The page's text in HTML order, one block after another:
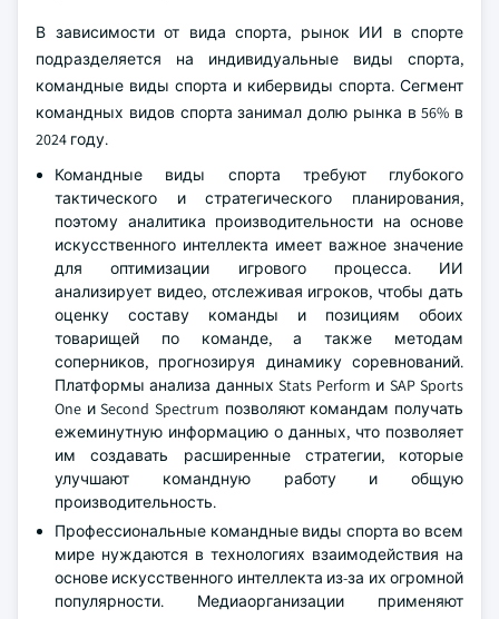
В зависимости от вида спорта, рынок ИИ в спорте
подразделяется на индивидуальные виды спорта,
командные виды спорта и кибервиды спорта. Сегмент
командных видов спорта занимал долю рынка в 56% в
2024 году.
Командные виды спорта требуют глубокого
тактического и стратегического планирования,
поэтому аналитика производительности на основе
искусственного интеллекта имеет важное значение
для оптимизации игрового процесса. ИИ
анализирует видео, отслеживая игроков, чтобы дать
оценку составу команды и позициям обоих
товарищей по команде, а также методам
соперников, прогнозируя динамику соревнований.
Платформы анализа данных Stats Perform и SAP Sports
One и Second Spectrum позволяют командам получать
ежеминутную информацию о данных, что позволяет
им создавать расширенные стратегии, которые
улучшают командную работу и общую
производительность.
Профессиональные командные виды спорта во всем
мире нуждаются в технологиях взаимодействия на
основе искусственного интеллекта из-за их огромной
популярности. Медиаорганизации применяют